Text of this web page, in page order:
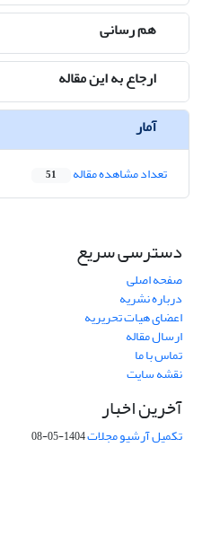
هم رسانی
ارجاع به این مقاله
آمار
تعداد مشاهده مقاله 51
دسترسی سریع
صفحه اصلی
درباره نشریه
اعضای هیات تحریریه
ارسال مقاله
تماس با ما
نقشه سایت
آخرین اخبار
تکمیل آرشیو مجلات1404-05-08